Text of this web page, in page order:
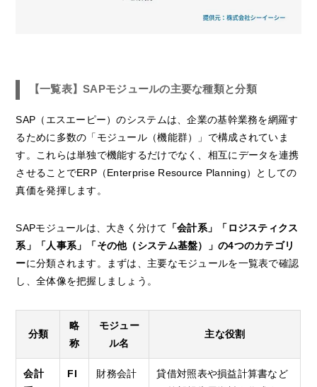
【一覧表】SAPモジュールの主要な種類と分類
SAP（エスエーピー）のシステムは、企業の基幹業務を網羅す
るために多数の「モジュール（機能群）」で構成されていま
す。これらは単独で機能するだけでなく、相互にデータを連携
させることでERP（Enterprise Resource Planning）としての
真価を発揮します。
SAPモジュールは、大きく分けて 「会計系」「ロジスティクス
系」「人事系」「その他（システム基盤）」の4つのカテゴリ
ーに分類されます。まずは、主要なモジュールを一覧表で確認
し、全体像を把握しましょう。
分類
略
称
モジュー
ル名
主な役割
会計
FI
財務会計
貸借対照表や損益計算書など